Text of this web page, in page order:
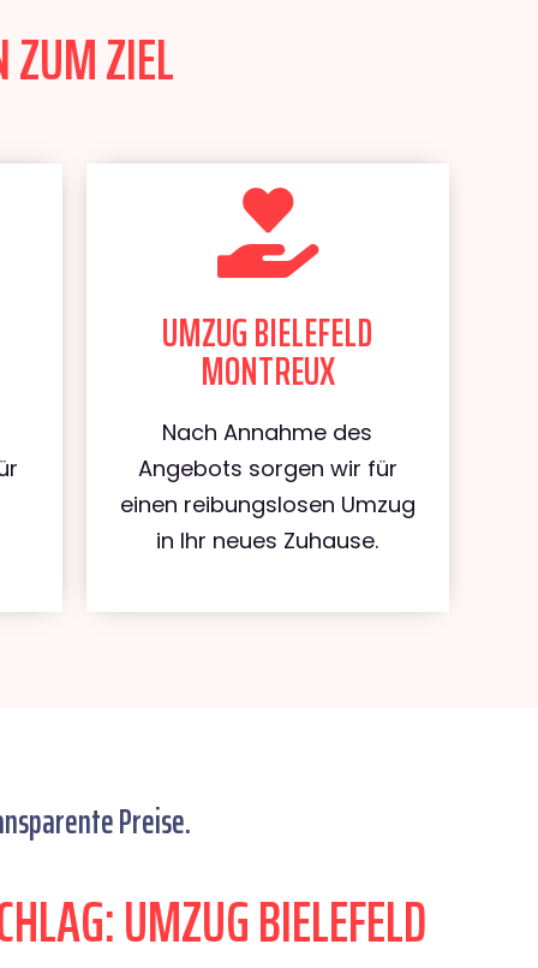
ZUM ZIEL
UMZUG BIELEFELD
MONTREUX
Nach Annahme des
Angebots sorgen wir für
einen reibungslosen Umzug
in Ihr neues Zuhause.
Preise.
UMZUG BIELEFELD